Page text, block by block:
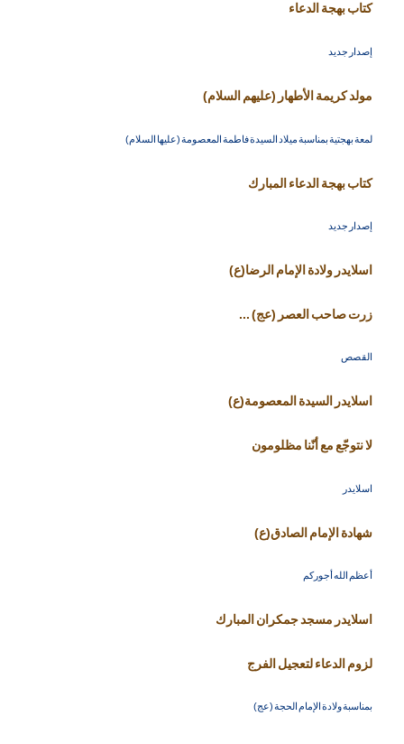
كتاب بهجة الدعاء
إصدار جديد
مولد كريمة الأطهار (عليهم السلام)
لمعة بهجتية بمناسبة ميلاد السيدة فاطمة المعصومة (عليها السلام)
كتاب بهجة الدعاء المبارك
إصدار جديد
اسلايدر ولادة الإمام الرضا(ع)
زرت صاحب العصر (عج) ...
القصص
اسلايدر السيدة المعصومة(ع)
لا نتوجّع مع أنّنا مظلومون
اسلايدر
شهادة الإمام الصادق(ع)
أعظم الله أجوركم
اسلايدر مسجد جمكران المبارك
لزوم الدعاء لتعجيل الفرج
بمناسبة ولادة الإمام الحجة (عج)